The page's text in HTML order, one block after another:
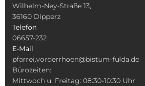
Wilhelm-Ney-Straße 13,
36160 Dipperz
Telefon
06657-232
E-Mail
pfarrei.vorderrhoen@bistum-fulda.de
Bürozeiten:
Mittwoch u. Freitag: 08:30-10:30 Uhr